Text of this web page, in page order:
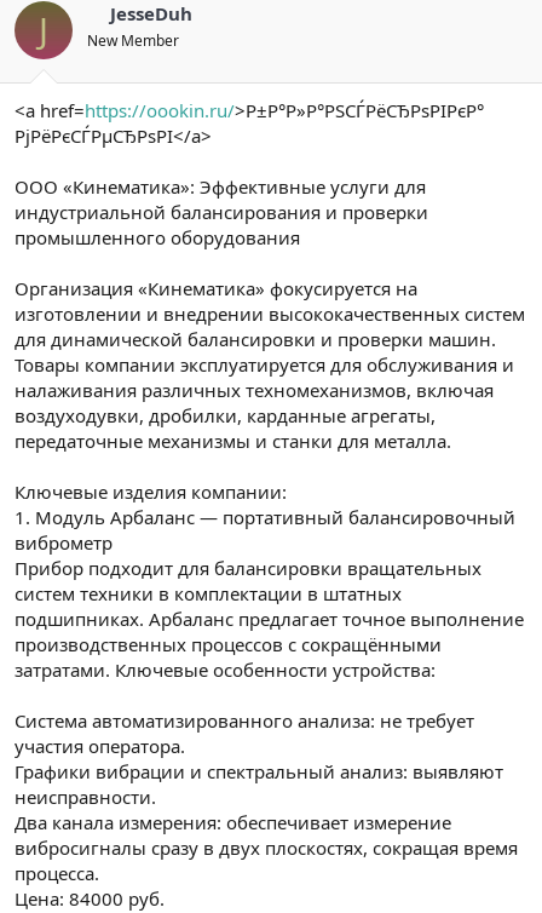
J JesseDuh
New Member
<a href=https://oookin.ru/>Р±Р°Р»Р°РЅСЃРёСЂРѕРІРєР°
РјРёРєСЃРµСЂРѕРІ</a>
ООО «Кинематика»: Эффективные услуги для
индустриальной балансирования и проверки
промышленного оборудования
Организация «Кинематика» фокусируется на
изготовлении и внедрении высококачественных систем
для динамической балансировки и проверки машин.
Товары компании эксплуатируется для обслуживания и
налаживания различных техномеханизмов, включая
воздуходувки, дробилки, карданные агрегаты,
передаточные механизмы и станки для металла.
Ключевые изделия компании:
1. Модуль Арбаланс — портативный балансировочный
виброметр
Прибор подходит для балансировки вращательных
систем техники в комплектации в штатных
подшипниках. Арбаланс предлагает точное выполнение
производственных процессов с сокращёнными
затратами. Ключевые особенности устройства:
Система автоматизированного анализа: не требует
участия оператора.
Графики вибрации и спектральный анализ: выявляют
неисправности.
Два канала измерения: обеспечивает измерение
вибросигналы сразу в двух плоскостях, сокращая время
процесса.
Цена: 84000 руб.